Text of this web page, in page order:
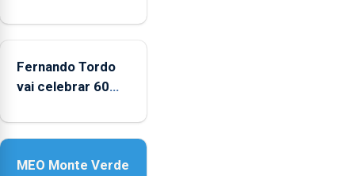
dedicação, gosto
Fernando Tordo
vai celebrar 60
no Coliseu
MEO Monte Verde